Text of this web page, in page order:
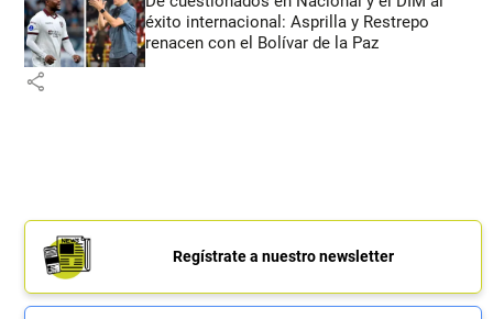
éxito internacional: Asprilla y Restrepo
renacen con el Bolívar de la Paz
share
Regístrate a nuestro newsletter